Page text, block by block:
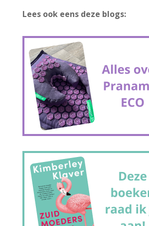
Lees ook eens deze blogs: